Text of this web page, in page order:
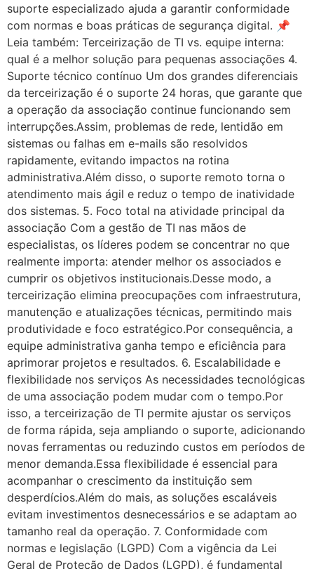
suporte especializado ajuda a garantir conformidade
com normas e boas práticas de segurança digital. 📌
Leia também: Terceirização de TI vs. equipe interna:
qual é a melhor solução para pequenas associações 4.
Suporte técnico contínuo Um dos grandes diferenciais
da terceirização é o suporte 24 horas, que garante que
a operação da associação continue funcionando sem
interrupções.Assim, problemas de rede, lentidão em
sistemas ou falhas em e-mails são resolvidos
rapidamente, evitando impactos na rotina
administrativa.Além disso, o suporte remoto torna o
atendimento mais ágil e reduz o tempo de inatividade
dos sistemas. 5. Foco total na atividade principal da
associação Com a gestão de TI nas mãos de
especialistas, os líderes podem se concentrar no que
realmente importa: atender melhor os associados e
cumprir os objetivos institucionais.Desse modo, a
terceirização elimina preocupações com infraestrutura,
manutenção e atualizações técnicas, permitindo mais
produtividade e foco estratégico.Por consequência, a
equipe administrativa ganha tempo e eficiência para
aprimorar projetos e resultados. 6. Escalabilidade e
flexibilidade nos serviços As necessidades tecnológicas
de uma associação podem mudar com o tempo.Por
isso, a terceirização de TI permite ajustar os serviços
de forma rápida, seja ampliando o suporte, adicionando
novas ferramentas ou reduzindo custos em períodos de
menor demanda.Essa flexibilidade é essencial para
acompanhar o crescimento da instituição sem
desperdícios.Além do mais, as soluções escaláveis
evitam investimentos desnecessários e se adaptam ao
tamanho real da operação. 7. Conformidade com
normas e legislação (LGPD) Com a vigência da Lei
Geral de Proteção de Dados (LGPD), é fundamental